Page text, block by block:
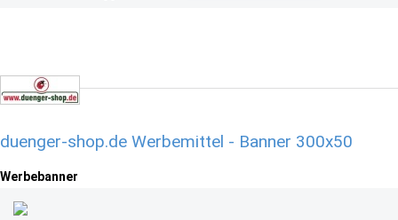
duenger-shop.de Werbemittel - Banner 300x50
Werbebanner